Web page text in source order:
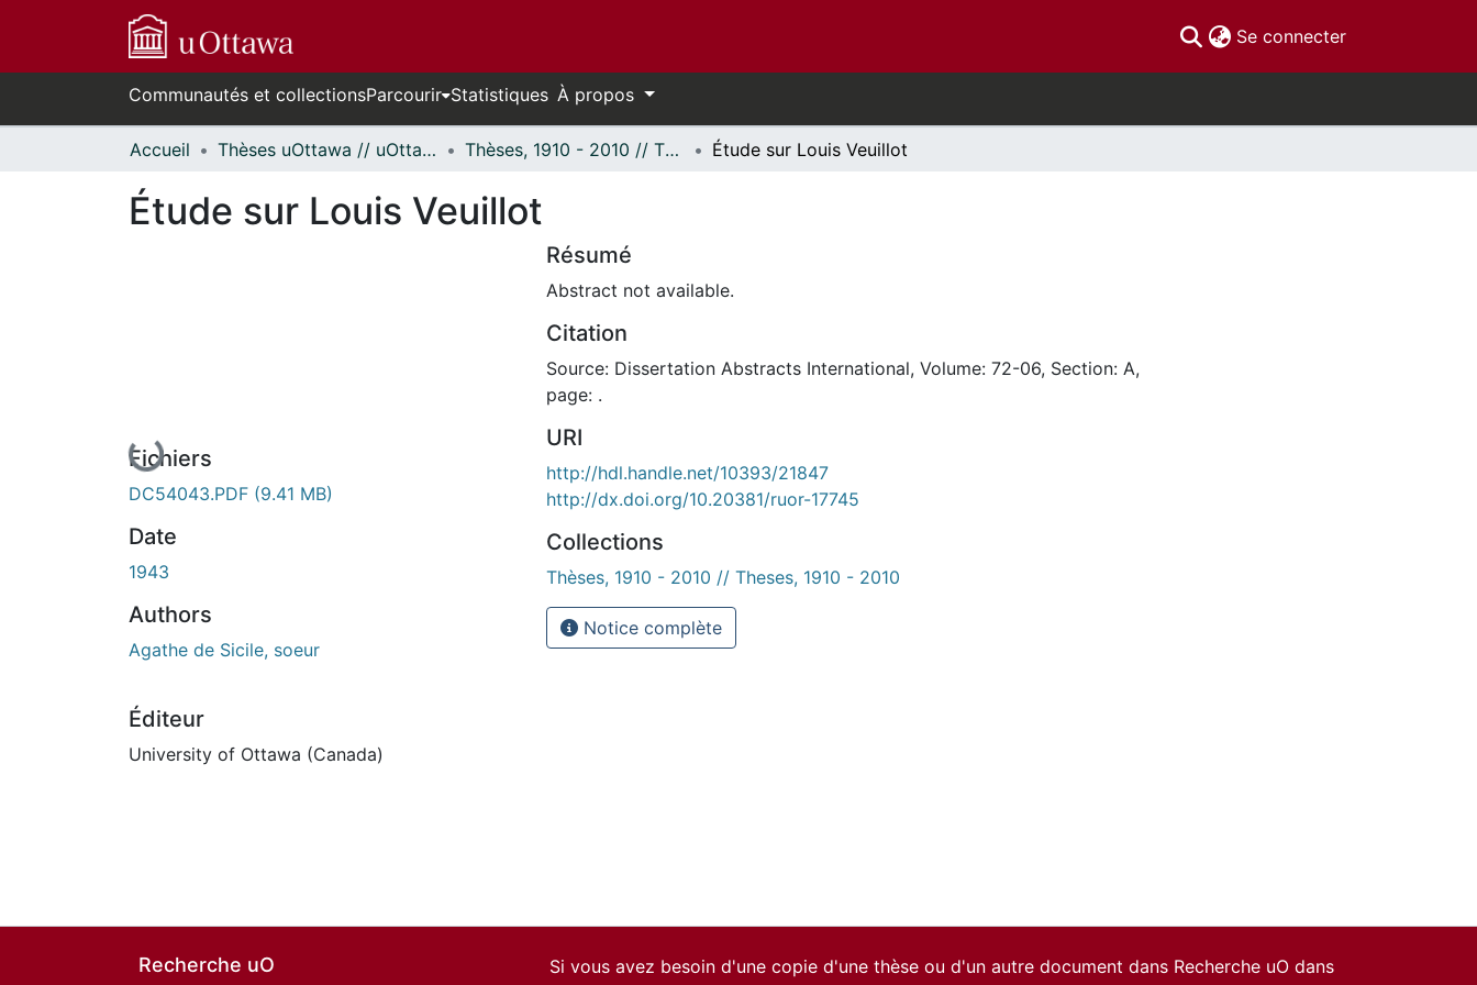
Se connecter(current)
Communautés et collectionsParcourir Statistiques À propos
Accueil Thèses uOttawa // uOttawa Theses Thèses, 1910 - 2010 // Theses, 1910 - 2010 Étude sur Louis Veuillot
Étude sur Louis Veuillot
En cours de chargement...
Fichiers
DC54043.PDF (9.41 MB)
Date
1943
Authors
Agathe de Sicile, soeur
Éditeur
University of Ottawa (Canada)
Résumé
Abstract not available.
Citation
Source: Dissertation Abstracts International, Volume: 72-06, Section: A,
page: .
URI
http://hdl.handle.net/10393/21847
http://dx.doi.org/10.20381/ruor-17745
Collections
Thèses, 1910 - 2010 // Theses, 1910 - 2010
Notice complète
Recherche uO
Si vous avez besoin d'une copie d'une thèse ou d'un autre document dans Recherche uO dans